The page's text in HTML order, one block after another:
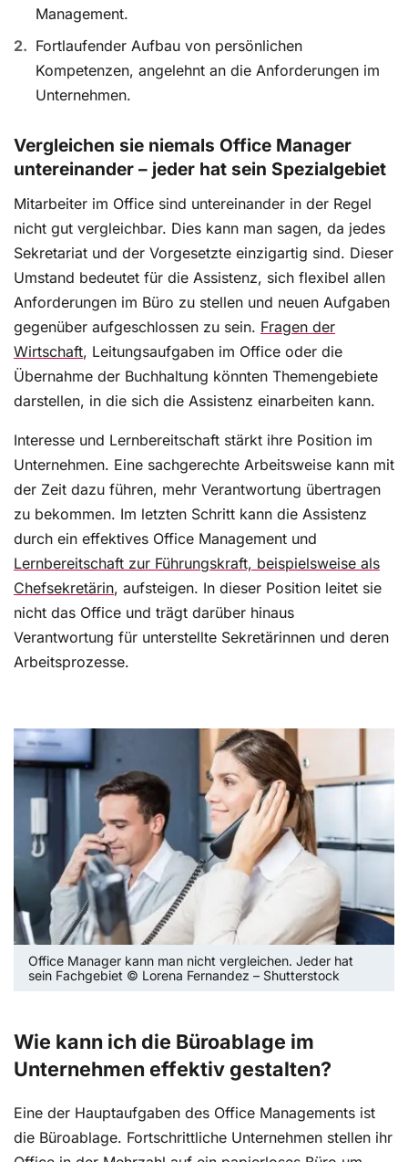
Management.
Fortlaufender Aufbau von persönlichen
Kompetenzen, angelehnt an die Anforderungen im
Unternehmen.
Vergleichen sie niemals Office Manager
untereinander – jeder hat sein Spezialgebiet
Mitarbeiter im Office sind untereinander in der Regel
nicht gut vergleichbar. Dies kann man sagen, da jedes
Sekretariat und der Vorgesetzte einzigartig sind. Dieser
Umstand bedeutet für die Assistenz, sich flexibel allen
Anforderungen im Büro zu stellen und neuen Aufgaben
gegenüber aufgeschlossen zu sein. Fragen der
Wirtschaft, Leitungsaufgaben im Office oder die
Übernahme der Buchhaltung könnten Themengebiete
darstellen, in die sich die Assistenz einarbeiten kann.
Interesse und Lernbereitschaft stärkt ihre Position im
Unternehmen. Eine sachgerechte Arbeitsweise kann mit
der Zeit dazu führen, mehr Verantwortung übertragen
zu bekommen. Im letzten Schritt kann die Assistenz
durch ein effektives Office Management und
Lernbereitschaft zur Führungskraft, beispielsweise als
Chefsekretärin, aufsteigen. In dieser Position leitet sie
nicht das Office und trägt darüber hinaus
Verantwortung für unterstellte Sekretärinnen und deren
Arbeitsprozesse.
Office Manager kann man nicht vergleichen. Jeder hat
sein Fachgebiet © Lorena Fernandez – Shutterstock
Wie kann ich die Büroablage im
Unternehmen effektiv gestalten?
Eine der Hauptaufgaben des Office Managements ist
die Büroablage. Fortschrittliche Unternehmen stellen ihr